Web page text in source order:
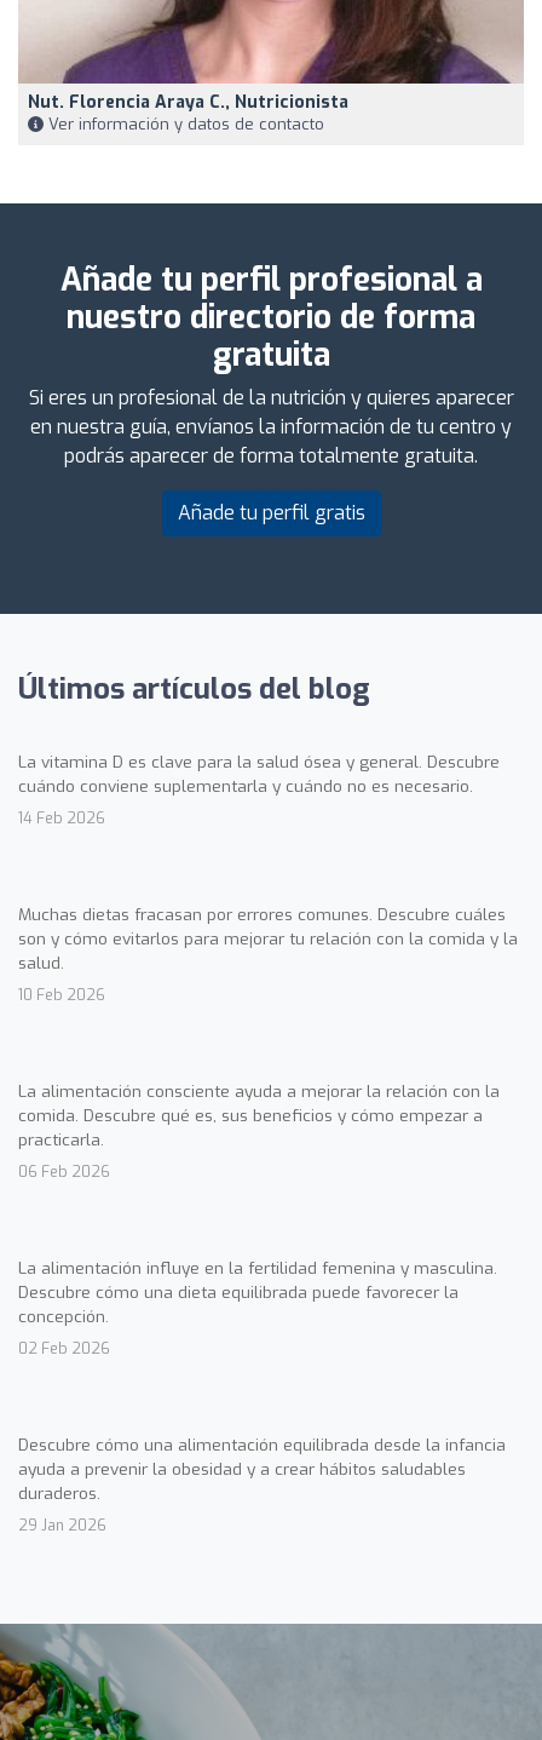
Nut. Florencia Araya C., Nutricionista
Ver información y datos de contacto
Añade tu perfil profesional a
nuestro directorio de forma
gratuita
Si eres un profesional de la nutrición y quieres aparecer
en nuestra guía, envíanos la información de tu centro y
podrás aparecer de forma totalmente gratuita.
Añade tu perfil gratis
Últimos artículos del blog
La vitamina D es clave para la salud ósea y general. Descubre
cuándo conviene suplementarla y cuándo no es necesario.
14 Feb 2026
Muchas dietas fracasan por errores comunes. Descubre cuáles
son y cómo evitarlos para mejorar tu relación con la comida y la
salud.
10 Feb 2026
La alimentación consciente ayuda a mejorar la relación con la
comida. Descubre qué es, sus beneficios y cómo empezar a
practicarla.
06 Feb 2026
La alimentación influye en la fertilidad femenina y masculina.
Descubre cómo una dieta equilibrada puede favorecer la
concepción.
02 Feb 2026
Descubre cómo una alimentación equilibrada desde la infancia
ayuda a prevenir la obesidad y a crear hábitos saludables
duraderos.
29 Jan 2026